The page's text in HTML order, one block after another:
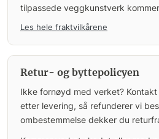
tilpassede veggkunstverk
Les hele fraktvilkårene
Retur- og byttepolicyen
Ikke fornøyd med verket?
etter levering, så refunderer vi
ombestemmelse dekker du